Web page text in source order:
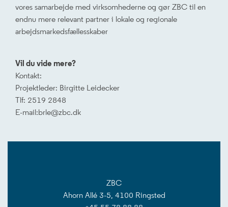
vores samarbejde med virksomhederne og gør ZBC til en
endnu mere relevant partner i lokale og regionale
arbejdsmarkedsfællesskaber
Vil du vide mere?
Kontakt:
Projektleder: Birgitte Leidecker
Tlf: 2519 2848
E-mail:brle@zbc.dk
ZBC
Ahorn Allé 3-5, 4100 Ringsted